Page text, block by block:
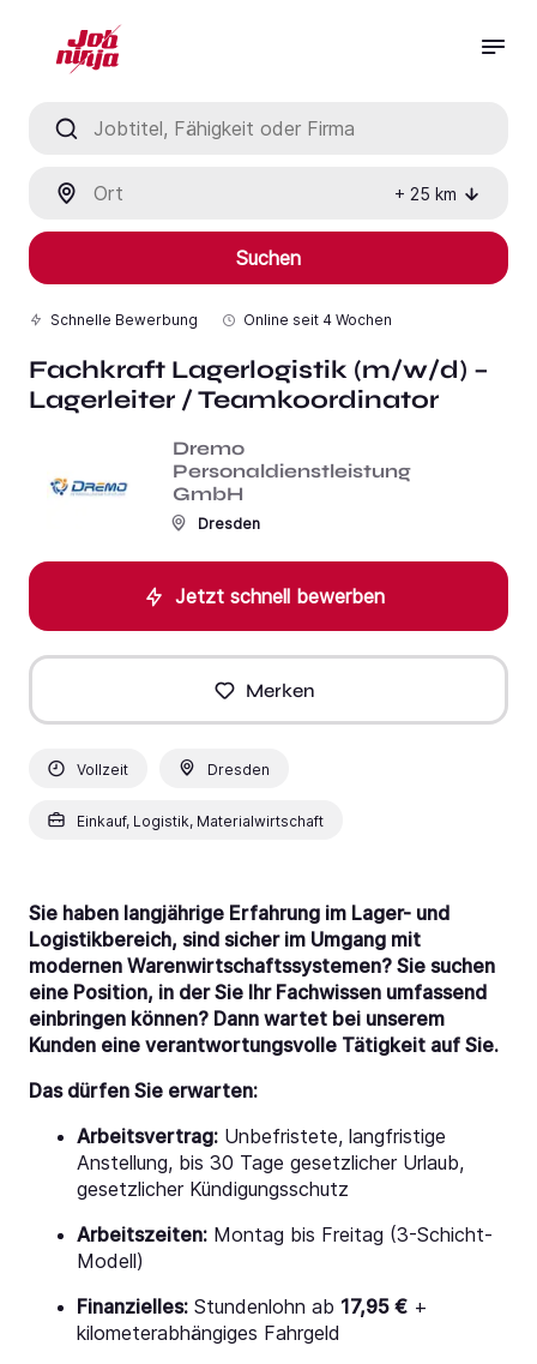
+ 25 km
Suchen
Schnelle Bewerbung Online seit 4 Wochen
Fachkraft Lagerlogistik (m/w/d) –
Lagerleiter / Teamkoordinator
Dremo
Personaldienstleistung
GmbH
Dresden
Jetzt schnell bewerben
Merken
Vollzeit Dresden
Einkauf, Logistik, Materialwirtschaft
Sie haben langjährige Erfahrung im Lager- und
Logistikbereich, sind sicher im Umgang mit
modernen Warenwirtschaftssystemen? Sie suchen
eine Position, in der Sie Ihr Fachwissen umfassend
einbringen können? Dann wartet bei unserem
Kunden eine verantwortungsvolle Tätigkeit auf Sie.
Das dürfen Sie erwarten:
Arbeitsvertrag: Unbefristete, langfristige
Anstellung, bis 30 Tage gesetzlicher Urlaub,
gesetzlicher Kündigungsschutz
Arbeitszeiten: Montag bis Freitag (3-Schicht-
Modell)
Finanzielles: Stundenlohn ab 17,95 € +
kilometerabhängiges Fahrgeld